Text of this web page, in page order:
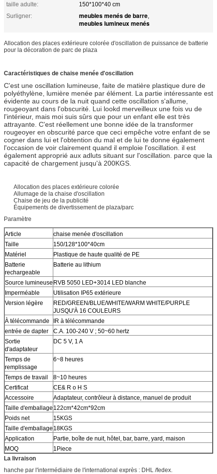
taille adulte:
150*100*40 cm
Surligner:
meubles menés de barre,
meubles lumineux menés
Allocation des places extérieure colorée d'oscillation de puissance de batterie
pour la décoration de parc de plaza
Caractéristiques de chaise menée d'oscillation
C'est une oscillation lumineuse, faite de matière plastique dure de
polyéthylène, lumière menée par élément. La partie intéressante est
évidente au cours de la nuit quand cette oscillation s'allume,
rougeoyant dans l'obscurité. Lui lookd merveilleux une fois vu de
l'intérieur, mais moi suis sûrs que pour un enfant elle est très
attrayante. C'est réellement une bonne idée de la transformer
rougeoyer en obscurité parce que ceci empêche votre enfant de se
cogner dans lui et l'obtention du mal et de lui te donne également
l'occasion de voir clairement quand il emploie l'oscillation. il est
également approprié aux adluts situant sur l'oscillation. parce que la
capacité de chargement jusqu'à 200KGS.
Allocation des places extérieure colorée
Allumage de la chaise d'oscillation
Chaise de jeu de la publicité
Équipements de divertissement de plaza/parc
Paramètre
Article
chaise menée d'oscillation
Taille
150/128*100*40cm
Matériel
Plastique de haute qualité de PE
Batterie
rechargeable
Batterie au lithium
Source lumineuse RVB 5050 LED+3014 LED blanche
Imperméable
Utilisation IP65 extérieure
Version légère
RED/GREEN/BLUE/WHITE/WARM WHITE/PURPLE
JUSQU'À 16 COULEURS
À télécommande
IR à télécommande
entrée de dapter
C.A. 100-240 V ; 50~60 hertz
Sortie
d'adaptateur
DC 5 V, 1 A
Temps de
remplissage
6~8 heures
Temps de travail
8~10 heures
Certificat
CE& R o H S
Accessoire
Adaptateur, contrôleur à distance, manuel de produit
Taille d'emballage 122cm*42cm*92cm
Poids net
15KGS
Taille d'emballage 18KGS
Application
Partie, boîte de nuit, hôtel, bar, barre, yard, maison
MOQ
1Piece
La livraison
hanche par l'intermédiaire de l'international exprès : DHL /fedex.